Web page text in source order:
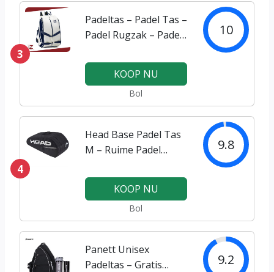
3
Padeltas – Padel Tas –
Padel Rugzak – Padel
en Heren –
Padeltassen –
Rackettas – Racketbag
– Sporttas – Pickleball
10
KOOP NU
Bol
4
Head Base Padel Tas
M – Ruime Padel
Compartimenten –
Zwart – Voor 3
Rackets & Accessoires
– Padeltas –
Heren en Vrouwen -…
9.8
KOOP NU
Bol
Panett Unisex
Padeltas – Gratis
9.2